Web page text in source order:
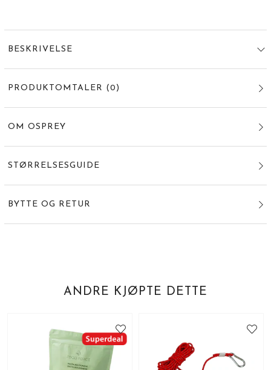
BESKRIVELSE
PRODUKTOMTALER (0 )
OM OSPREY
STØRRELSESGUIDE
BYTTE OG RETUR
ANDRE KJØPTE DETTE